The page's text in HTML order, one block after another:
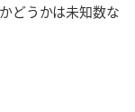
どうかは未知数な